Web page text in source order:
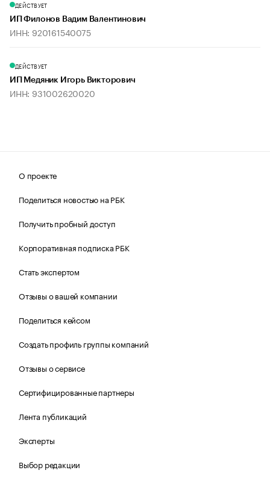
ДЕЙСТВУЕТ
ИП Филонов Вадим Валентинович
ИНН: 920161540075
ДЕЙСТВУЕТ
ИП Медяник Игорь Викторович
ИНН: 931002620020
О проекте
Поделиться новостью на РБК
Получить пробный доступ
Корпоративная подписка РБК
Стать экспертом
Отзывы о вашей компании
Поделиться кейсом
Создать профиль группы компаний
Отзывы о сервисе
Сертифицированные партнеры
Лента публикаций
Эксперты
Выбор редакции